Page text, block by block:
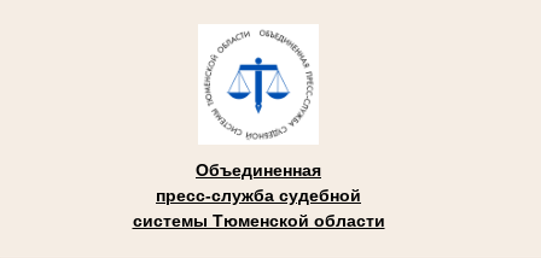
Объединенная
пресс-служба судебной
системы Тюменской области